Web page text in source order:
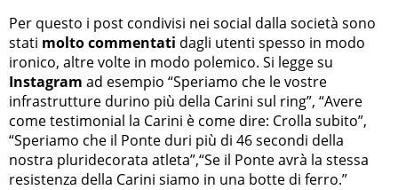
Per questo i post condivisi nei social dalla società sono
stati molto commentati dagli utenti spesso in modo
ironico, altre volte in modo polemico. Si legge su
Instagram ad esempio “Speriamo che le vostre
infrastrutture durino più della Carini sul ring”, “Avere
come testimonial la Carini è come dire: Crolla subito”,
“Speriamo che il Ponte duri più di 46 secondi della
nostra pluridecorata atleta”,“Se il Ponte avrà la stessa
resistenza della Carini siamo in una botte di ferro.”